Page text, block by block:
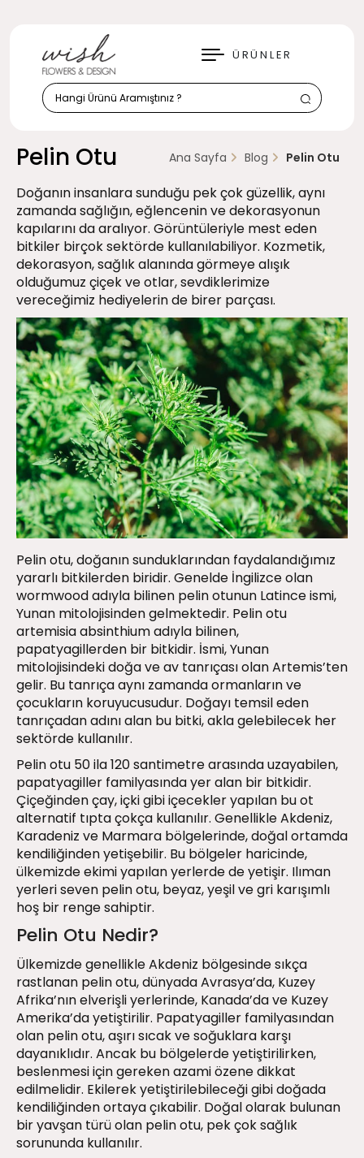
ÜRÜNLER
KAPAT
Pelin Otu Ana Sayfa Blog Pelin Otu
Doğanın insanlara sunduğu pek çok güzellik, aynı
zamanda sağlığın, eğlencenin ve dekorasyonun
kapılarını da aralıyor. Görüntüleriyle mest eden
bitkiler birçok sektörde kullanılabiliyor. Kozmetik,
dekorasyon, sağlık alanında görmeye alışık
olduğumuz çiçek ve otlar, sevdiklerimize
vereceğimiz hediyelerin de birer parçası.
Pelin otu, doğanın sunduklarından faydalandığımız
yararlı bitkilerden biridir. Genelde İngilizce olan
wormwood adıyla bilinen pelin otunun Latince ismi,
Yunan mitolojisinden gelmektedir. Pelin otu
artemisia absinthium adıyla bilinen,
papatyagillerden bir bitkidir. İsmi, Yunan
mitolojisindeki doğa ve av tanrıçası olan Artemis’ten
gelir. Bu tanrıça aynı zamanda ormanların ve
çocukların koruyucusudur. Doğayı temsil eden
tanrıçadan adını alan bu bitki, akla gelebilecek her
sektörde kullanılır.
Pelin otu 50 ila 120 santimetre arasında uzayabilen,
papatyagiller familyasında yer alan bir bitkidir.
Çiçeğinden çay, içki gibi içecekler yapılan bu ot
alternatif tıpta çokça kullanılır. Genellikle Akdeniz,
Karadeniz ve Marmara bölgelerinde, doğal ortamda
kendiliğinden yetişebilir. Bu bölgeler haricinde,
ülkemizde ekimi yapılan yerlerde de yetişir. Ilıman
yerleri seven pelin otu, beyaz, yeşil ve gri karışımlı
hoş bir renge sahiptir.
Pelin Otu Nedir?
Ülkemizde genellikle Akdeniz bölgesinde sıkça
rastlanan pelin otu, dünyada Avrasya’da, Kuzey
Afrika’nın elverişli yerlerinde, Kanada’da ve Kuzey
Amerika’da yetiştirilir. Papatyagiller familyasından
olan pelin otu, aşırı sıcak ve soğuklara karşı
dayanıklıdır. Ancak bu bölgelerde yetiştirilirken,
beslenmesi için gereken azami özene dikkat
edilmelidir. Ekilerek yetiştirilebileceği gibi doğada
kendiliğinden ortaya çıkabilir. Doğal olarak bulunan
bir yavşan türü olan pelin otu, pek çok sağlık
sorununda kullanılır.